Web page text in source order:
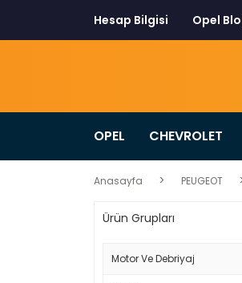
Hesap Bilgisi Opel
OPEL CHEVROLET
Anasayfa PEUGEOT
Ürün Grupları
Motor Ve Debriyaj